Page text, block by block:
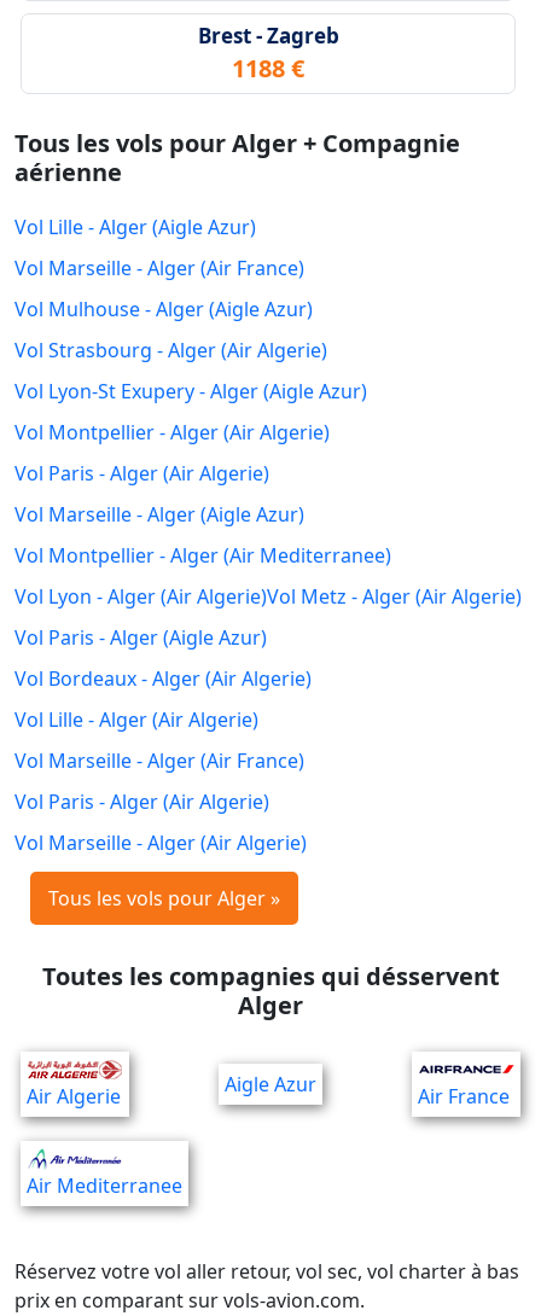
Brest - Zagreb
1188 €
Tous les vols pour Alger + Compagnie
aérienne
Vol Lille - Alger (Aigle Azur)
Vol Marseille - Alger (Air France)
Vol Mulhouse - Alger (Aigle Azur)
Vol Strasbourg - Alger (Air Algerie)
Vol Lyon-St Exupery - Alger (Aigle Azur)
Vol Montpellier - Alger (Air Algerie)
Vol Paris - Alger (Air Algerie)
Vol Marseille - Alger (Aigle Azur)
Vol Montpellier - Alger (Air Mediterranee)
Vol Lyon - Alger (Air Algerie)Vol Metz - Alger (Air Algerie)
Vol Paris - Alger (Aigle Azur)
Vol Bordeaux - Alger (Air Algerie)
Vol Lille - Alger (Air Algerie)
Vol Marseille - Alger (Air France)
Vol Paris - Alger (Air Algerie)
Vol Marseille - Alger (Air Algerie)
Tous les vols pour Alger »
Toutes les compagnies qui désservent
Alger
Air Algerie Aigle Azur Air France
Air Mediterranee
Réservez votre vol aller retour, vol sec, vol charter à bas
prix en comparant sur vols-avion.com.